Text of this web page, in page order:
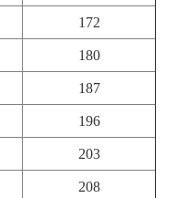
172
180
187
196
203
208